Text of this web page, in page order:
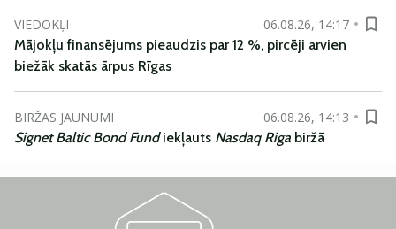
VIEDOKĻI
06.08.26, 14:17
Mājokļu finansējums pieaudzis par 12 %, pircēji arvien
biežāk skatās ārpus Rīgas
BIRŽAS JAUNUMI
06.08.26, 14:13
Signet Baltic Bond Fundiekļauts Nasdaq Riga biržā